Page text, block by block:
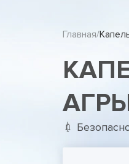
Телефон
Главная
💉